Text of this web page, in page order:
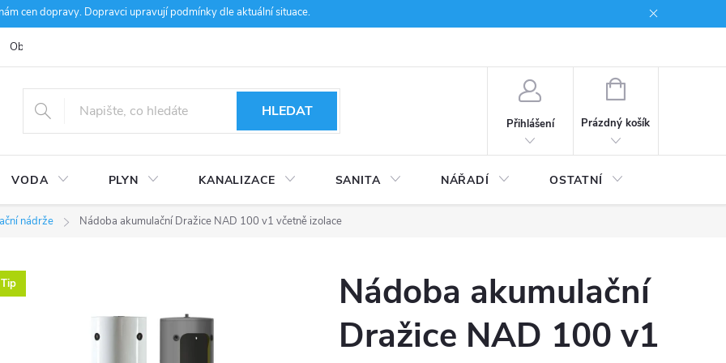
cen dopravy. Dopravci upravují podmínky dle aktuální situace.
Obchodní podmínky
HLEDAT
Přihlášení
NÁKUPNÍ
Prázdný košík
VODA PLYN KANALIZACE SANITA NÁŘADÍ OSTATNÍ
nádrže Nádoba akumulační Dražice NAD 100 v1 včetně izolace
Tip
Nádoba akumulační
Dražice NAD 100 v1